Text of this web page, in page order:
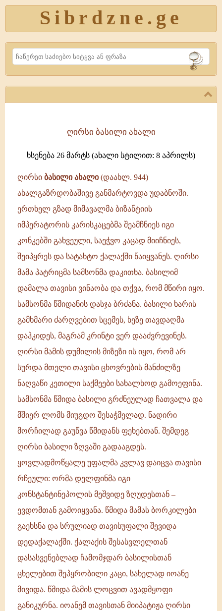
Sibrdzne.ge
Search
ახალი
(დაახლ.
ახალგაზრდობაშივე
განმარტოვდა
უდაბნოში.
ერთხელ
გზად
მიმავალმა
ღირსი ბასილი ახალი
ხსენება 26 მარტს (ახალი სტილით: 8 აპრილს)
ღირსი ბასილი ახალი(დაახლ. 944)
ახალგაზრდობაშივე განმარტოვდა უდაბნოში.
ერთხელ გზად მიმავალმა ბიზანტიის
იმპერატორის კარისკაცებმა შეამჩნიეს იგი
კონკებში გახვეული, საეჭვო კაცად მიიჩნიეს,
შეიპყრეს და სატახტო ქალაქში წაიყვანეს. ღირსი
მამა პატრიცმა სამსონმა დაკითხა. ბასილიმ
დამალა თავისი ვინაობა და თქვა, რომ მწირი იყო.
სამსონმა წმიდანის დასჯა ბრძანა. ბასილი ხარის
გამხმარი ძარღვებით სცემეს, ხეზე თავდაღმა
დაჰკიდეს, მაგრამ კრინტი ვერ დააძვრევინეს.
ღირსი მამის დუმილის მიზეზი ის იყო, რომ არ
სურდა მთელი თავისი ცხოვრების მანძილზე
ნაღვაწი კეთილი საქმეები სახალხოდ გამოეფინა.
სამსონმა წმიდა ბასილი გრძნეულად ჩათვალა და
მშიერ ლომს მიუგდო შესაჭმელად. ნადირი
მორჩილად გაუწვა წმიდანს ფეხებთან. შემდეგ
ღირსი ბასილი ზღვაში გადააგდეს.
ყოვლადმოწყალე უფალმა კვლავ დაიცვა თავისი
რჩეული: ორმა დელფინმა იგი
კონსტანტინეპოლის მეშვიდე ზღუდესთან –
ევდომთან გამოიყვანა. წმიდა მამას ბორკილები
გაეხსნა და სრულიად თავისუფალი შევიდა
დედაქალაქში. ქალაქის შესასვლელთან
დასასვენებლად ჩამომჯდარ ბასილისთან
ცხელებით შეპყრობილი კაცი, სახელად იოანე
მივიდა. წმიდა მამის ლოცვით ავადმყოფი
განიკურნა. იოანემ თავისთან მიიპატიჟა ღირსი